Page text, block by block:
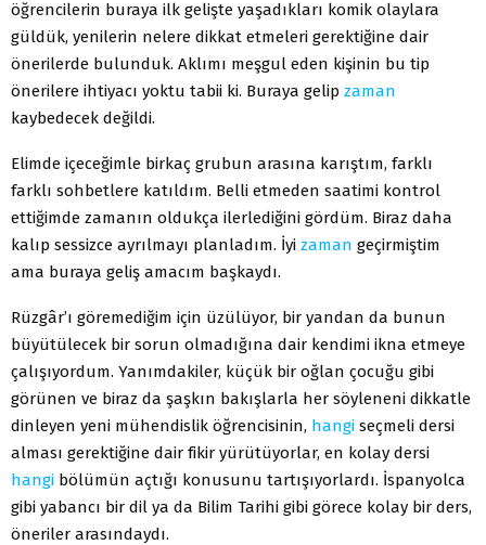
öğrencilerin buraya ilk gelişte yaşadıkları komik olaylara
güldük, yenilerin nelere dikkat etmeleri gerektiğine dair
önerilerde bulunduk. Aklımı meşgul eden kişinin bu tip
önerilere ihtiyacı yoktu tabii ki. Buraya gelip zaman
kaybedecek değildi.
Elimde içeceğimle birkaç grubun arasına karıştım, farklı
farklı sohbetlere katıldım. Belli etmeden saatimi kontrol
ettiğimde zamanın oldukça ilerlediğini gördüm. Biraz daha
kalıp sessizce ayrılmayı planladım. İyi zaman geçirmiştim
ama buraya geliş amacım başkaydı.
Rüzgâr’ı göremediğim için üzülüyor, bir yandan da bunun
büyütülecek bir sorun olmadığına dair kendimi ikna etmeye
çalışıyordum. Yanımdakiler, küçük bir oğlan çocuğu gibi
görünen ve biraz da şaşkın bakışlarla her söyleneni dikkatle
dinleyen yeni mühendislik öğrencisinin, hangi seçmeli dersi
alması gerektiğine dair fikir yürütüyorlar, en kolay dersi
hangi bölümün açtığı konusunu tartışıyorlardı. İspanyolca
gibi yabancı bir dil ya da Bilim Tarihi gibi görece kolay bir ders,
öneriler arasındaydı.